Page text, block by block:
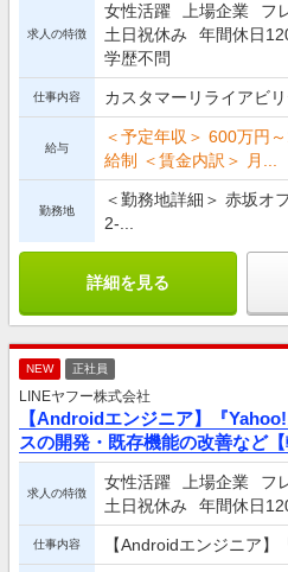
求人の特徴
女性活躍 上場企業 フ
土日祝休み
年間休日
学歴不問
仕事内容 カスタマーリライアビ
給与
＜予定年収＞ 600万円
給制 ＜賃金内訳＞ 月...
勤務地
＜勤務地詳細＞ 赤坂オ
2-...
詳細を見る
NEW 正社員
LINEヤフー株式会社
【Androidエンジニア】『
スの開発・既存機能の改善など
求人の特徴
女性活躍 上場企業 フ
土日祝休み
年間休日
仕事内容 【Androidエンジニア】